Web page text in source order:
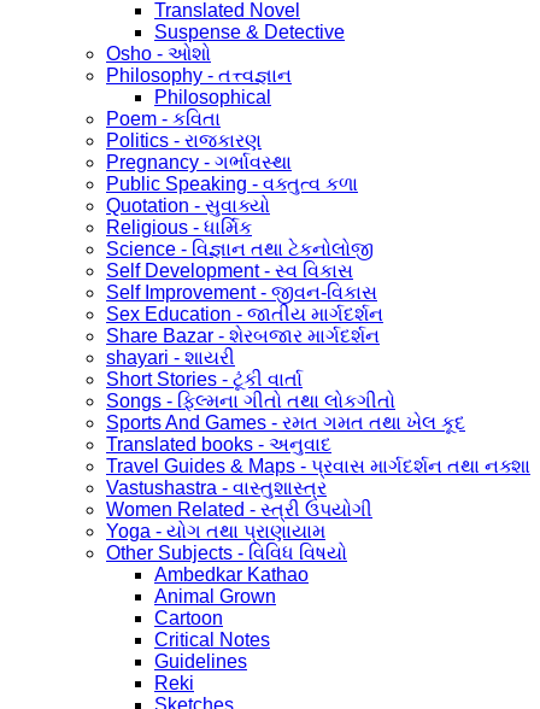
Translated Novel
Suspense & Detective
Osho - ઓશો
Philosophy - તત્ત્વજ્ઞાન
Philosophical
Poem - કવિતા
Politics - રાજકારણ
Pregnancy - ગર્ભાવસ્થા
Public Speaking - વક્તુત્વ કળા
Quotation - સુવાક્યો
Religious - ધાર્મિક
Science - વિજ્ઞાન તથા ટેકનોલોજી
Self Development - સ્વ વિકાસ
Self Improvement - જીવન-વિકાસ
Sex Education - જાતીય માર્ગદર્શન
Share Bazar - શેરબજાર માર્ગદર્શન
shayari - શાયરી
Short Stories - ટૂંકી વાર્તા
Songs - ફિલ્મના ગીતો તથા લોકગીતો
Sports And Games - રમત ગમત તથા ખેલ કૂદ
Translated books - અનુવાદ
Travel Guides & Maps - પ્રવાસ માર્ગદર્શન તથા નક્શા
Vastushastra - વાસ્તુશાસ્ત્ર
Women Related - સ્ત્રી ઉપયોગી
Yoga - યોગ તથા પ્રાણાયામ
Other Subjects - વિવિધ વિષયો
Ambedkar Kathao
Animal Grown
Cartoon
Critical Notes
Guidelines
Reki
Sketches